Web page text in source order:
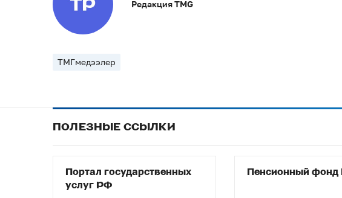
Редакция TMG
ТМГмедээлер
ПОЛЕЗНЫЕ ССЫЛКИ
Портал государственных
услуг РФ
Пенсионный